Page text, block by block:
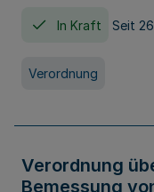
In Kraft Seit
Verordnung
Verordnung
Bemessung